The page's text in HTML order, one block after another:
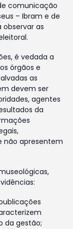
comunicação
– Ibram e de
observar as
é vedada a
órgãos e
as
devem ser
agentes
da
não apresentem
da gestão;